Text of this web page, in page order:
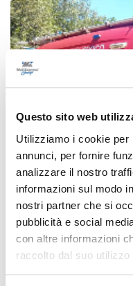
Questo sito web
Utilizziamo i cookie per
annunci, per fornire
analizzare il nostro
informazioni sul modo
nostri partner che si
pubblicità e social
con altre informazioni
raccolto dal suo
Marina di
morto in mare
di Pierluigi Dorotei